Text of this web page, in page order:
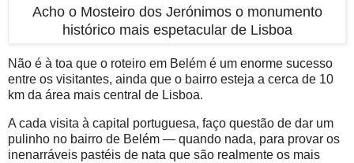
Acho o Mosteiro dos Jerónimos o monumento
histórico mais espetacular de Lisboa
Não é à toa que o roteiro em Belém é um enorme sucesso
entre os visitantes, ainda que o bairro esteja a cerca de 10
km da área mais central de Lisboa.
A cada visita à capital portuguesa, faço questão de dar um
pulinho no bairro de Belém — quando nada, para provar os
inenarráveis pastéis de nata que são realmente os mais